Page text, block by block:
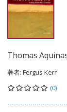
Thomas
著者: Fergus Kerr
(0)